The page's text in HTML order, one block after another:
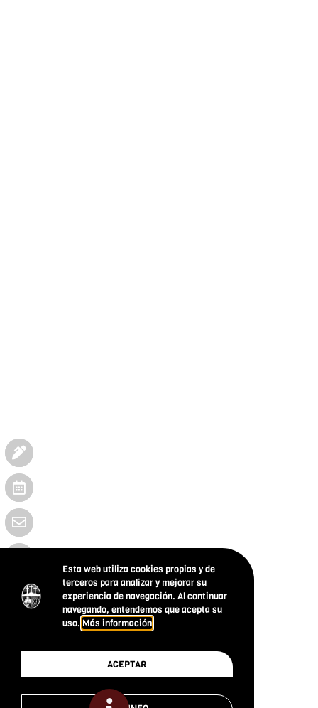
Esta web utiliza cookies propias y de
terceros para analizar y mejorar su
experiencia de navegación. Al continuar
navegando, entendemos que acepta su
uso. Más información
ACEPTAR